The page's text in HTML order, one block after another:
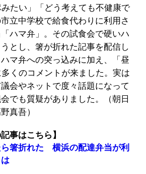
たい」「どう考えても不健康で
立中学校で給食代わりに利用さ
ハマ弁」。その試食会で硬いハ
とし、箸が折れた記事を配信し
マ弁への突っ込みに加え、「昼
くのコメントが来ました。実は
会やネットで度々話題になって
でも質疑がありました。（朝日
真吾）
事はこちら】
ら箸折れた 横浜の配達弁当が利